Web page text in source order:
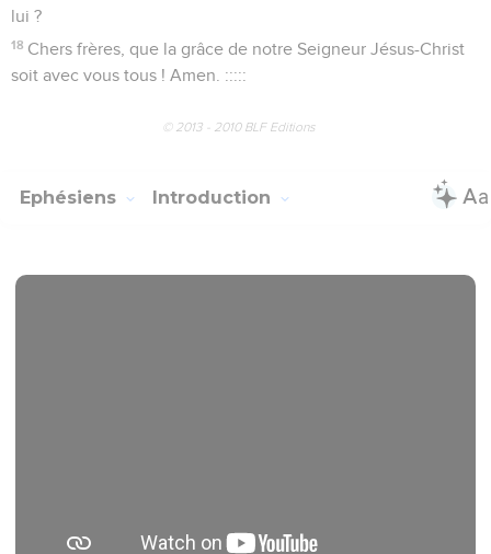
lui ?
18 Chers frères, que la grâce de notre Seigneur Jésus-Christ
soit avec vous tous ! Amen. :::::
© 2013 - 2010 BLF Editions
Ephésiens Introduction